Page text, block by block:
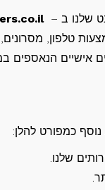
שלנו ב –
טלפון,
אישיים הנאספים
כמפורט להלן:
שלנו.